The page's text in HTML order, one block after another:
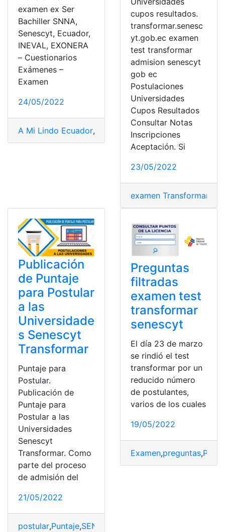
examen ex Ser
Bachiller SNNA,
Senescyt, Ecuador,
INEVAL, EXONERA
– Cuestionarios
Exámenes –
Examen
24/05/2022
A Mi Lindo Ecuador, Banco de preguntas
cupos resultados.
transformar.senesc
yt.gob.ec examen
test transformar
admision senescyt
gob ec
Postulaciones
Universidades
Cupos Resultados
Consultar Notas
Inscripciones
Aceptación. Si
23/05/2022
examen Transformar
Publicación
de Puntaje
para Postular
a las
Universidade
s Senescyt
Transformar
Puntaje para
Postular.
Publicación de
Puntaje para
Postular a las
Universidades
Senescyt
Transformar. Como
parte del proceso
de admisión del
21/05/2022
postular,Puntaje,SENESCYT
Preguntas
filtradas
examen test
transformar
senescyt
El día 23 de marzo
se rindió el test
transformar por un
reducido número
de postulantes,
varios de los cuales
19/05/2022
Examen,preguntas,